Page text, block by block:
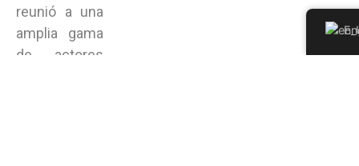
reunió a una
amplia gama
de actores